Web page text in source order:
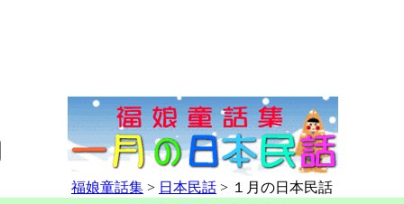
福娘童話集 > 日本民話 > １月の日本民話